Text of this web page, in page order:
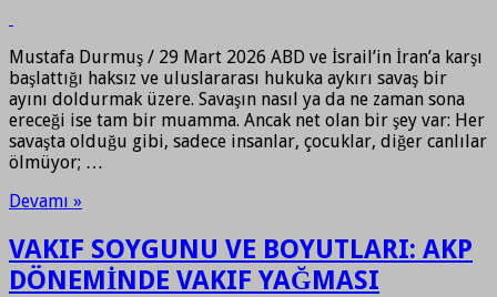
Mustafa Durmuş / 29 Mart 2026 ABD ve İsrail’in İran’a karşı
başlattığı haksız ve uluslararası hukuka aykırı savaş bir
ayını doldurmak üzere. Savaşın nasıl ya da ne zaman sona
ereceği ise tam bir muamma. Ancak net olan bir şey var: Her
savaşta olduğu gibi, sadece insanlar, çocuklar, diğer canlılar
ölmüyor; …
Devamı »
VAKIF SOYGUNU VE BOYUTLARI: AKP
DÖNEMİNDE VAKIF YAĞMASI